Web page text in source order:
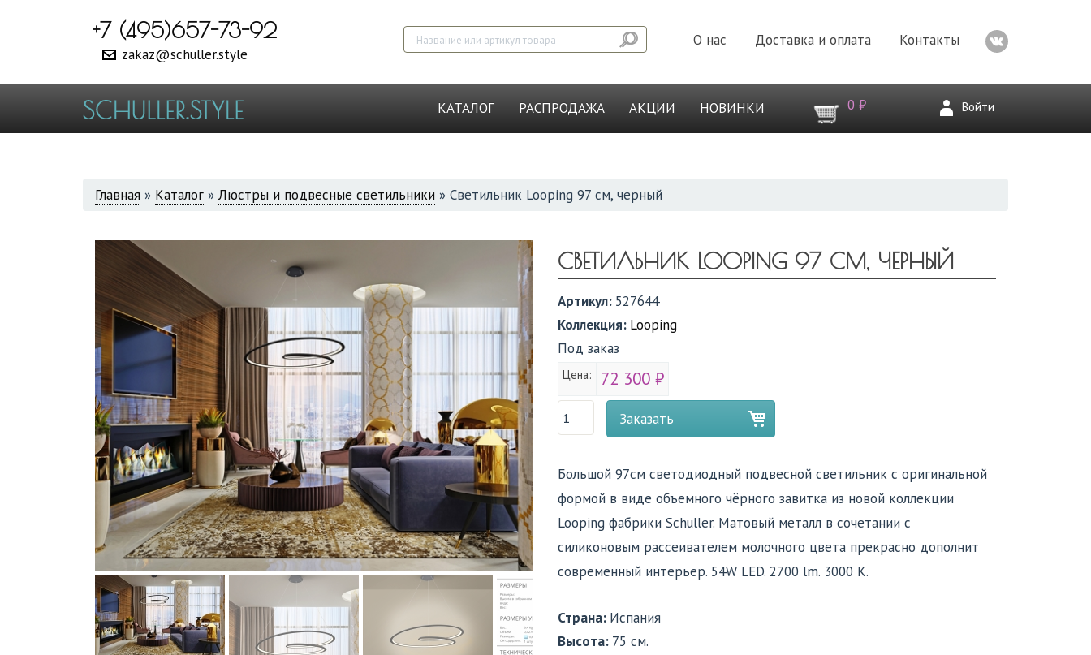
+7 (495)657-73-92
zakaz@schuller.style
О нас Доставка и оплата Контакты
КАТАЛОГ РАСПРОДАЖА АКЦИИ НОВИНКИ 0 ₽ Войти
ВЫ
Главная » Каталог » Люстры и подвесные светильники » Светильник Looping 97 см, черный
СВЕТИЛЬНИК LOOPING 97 СМ, ЧЕРНЫЙ
Артикул: 527644
Коллекция: Looping
Под заказ
Цена: 72 300 ₽
Заказать
Большой 97см светодиодный подвесной светильник с оригинальной
формой в виде объемного чёрного завитка из новой коллекции
Looping фабрики Schuller. Матовый металл в сочетании с
силиконовым рассеивателем молочного цвета прекрасно дополнит
современный интерьер. 54W LED. 2700 lm. 3000 K.
Страна: Испания
Высота: 75 см.